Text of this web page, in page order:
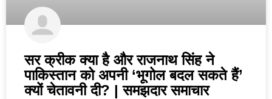
सर क्रीक क्या है और राजनाथ सिंह ने
पाकिस्तान को अपनी ‘भूगोल बदल सकते हैं’
क्यों चेतावनी दी? | समझदार समाचार